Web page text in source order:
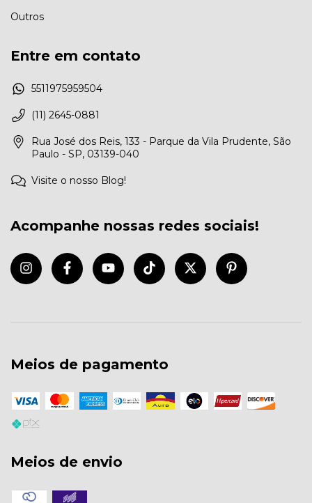
Outros
Entre em contato
5511975959504
(11) 2645-0881
Rua José dos Reis, 133 - Parque da Vila Prudente, São
Paulo - SP, 03139-040
Visite o nosso Blog!
Acompanhe nossas redes sociais!
Meios de pagamento
Meios de envio